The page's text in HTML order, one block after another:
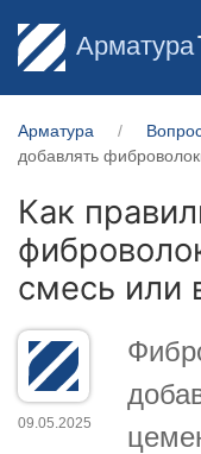
Арматура
Арматура
добавлять
Как
смесь или
09.05.2025